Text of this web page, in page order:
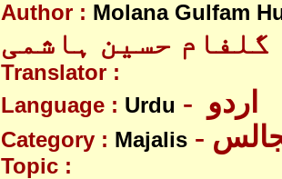
Author : Molana Gulfam
گلفام حسین ہاشمی
Translator :
Language : Urdu
Category : Majalis
Topic :